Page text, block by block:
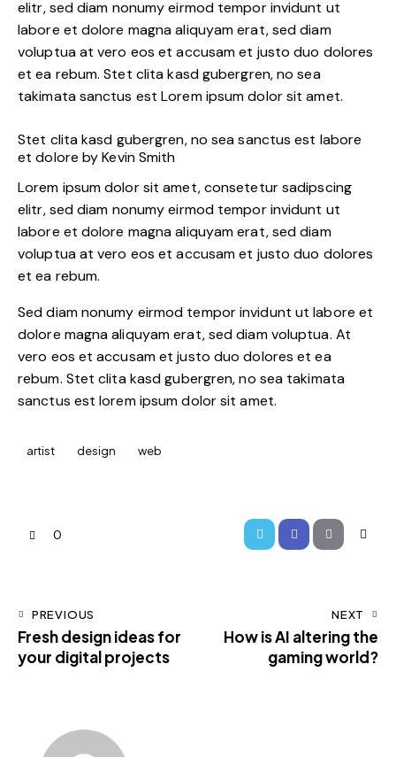
elitr, sed diam nonumy eirmod tempor invidunt ut
labore et dolore magna aliquyam erat, sed diam
voluptua at vero eos et accusam et justo duo dolores
et ea rebum. Stet clita kasd gubergren, no sea
takimata sanctus est Lorem ipsum dolor sit amet.
Stet clita kasd gubergren, no sea sanctus est labore
et dolore byKevin Smith
Lorem ipsum dolor sit amet, consetetur sadipscing
elitr, sed diam nonumy eirmod tempor invidunt ut
labore et dolore magna aliquyam erat, sed diam
voluptua at vero eos et accusam et justo duo dolores
et ea rebum.
Sed diam nonumy eirmod tempor invidunt ut labore et
dolore magna aliquyam erat, sed diam voluptua. At
vero eos et accusam et justo duo dolores et ea
rebum. Stet clita kasd gubergren, no sea takimata
sanctus est lorem ipsum dolor sit amet.
artist design web
0
PREVIOUS
Fresh design ideas for
your digital projects
NEXT
How is AI altering the
gaming world?